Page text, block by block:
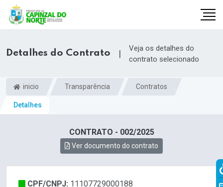
Detalhes do Contrato |
Veja os detalhes do
contrato selecionado
inicio Transparência Contratos
Detalhes
CONTRATO - 002/2025
Ver documento do contrato
CPF/CNPJ: 11107729000188